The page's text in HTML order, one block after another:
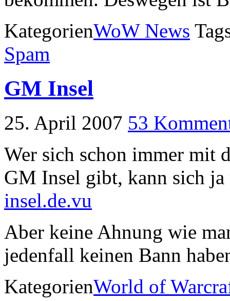
KategorienWoW News
Spam
GM Insel
25. April 2007 53
Wer sich schon immer mit
GM Insel gibt, kann sich
insel.de.vu
Aber keine Ahnung wie
jedenfall keinen Bann
KategorienWorld of